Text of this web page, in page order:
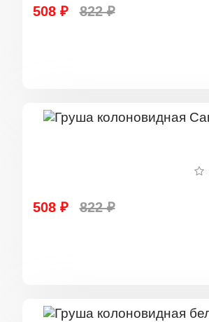
508 ₽ 822 ₽
508 ₽ 822 ₽